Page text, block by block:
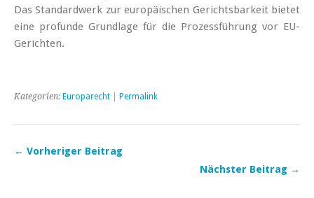
Das Standardwerk zur europäischen Gerichtsbarkeit bietet
eine profunde Grundlage für die Prozessführung vor EU-
Gerichten.
Kategorien: Europarecht Permalink
← Vorheriger Beitrag
Nächster Beitrag →